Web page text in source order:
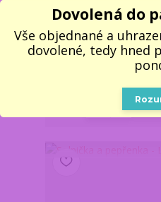
Fantasy stolní hodiny -
mečem
Dovolená do
Vše objednané a
dovolené, tedy hned